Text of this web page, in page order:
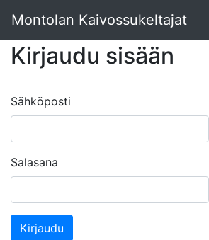
Montolan Kaivossukeltajat
Kirjaudu sisään
Sähköposti
Salasana
Kirjaudu